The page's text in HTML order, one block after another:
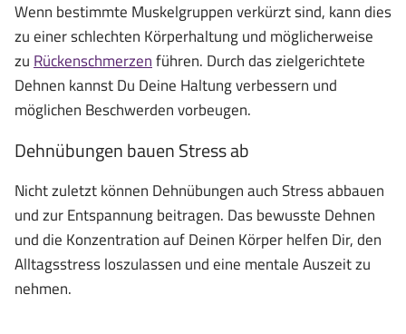
Wenn bestimmte Muskelgruppen verkürzt sind, kann dies
zu einer schlechten Körperhaltung und möglicherweise
zu Rückenschmerzenführen. Durch das zielgerichtete
Dehnen kannst Du Deine Haltung verbessern und
möglichen Beschwerden vorbeugen.
Dehnübungen bauen Stress ab
Nicht zuletzt können Dehnübungen auch Stress abbauen
und zur Entspannung beitragen. Das bewusste Dehnen
und die Konzentration auf Deinen Körper helfen Dir, den
Alltagsstress loszulassen und eine mentale Auszeit zu
nehmen.